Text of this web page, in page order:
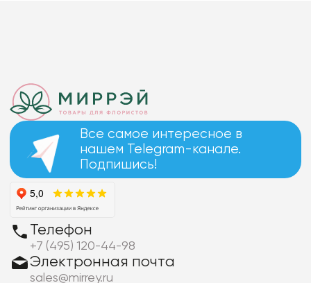
Все самое интересное в
нашем Telegram-канале.
Подпишись!
Телефон
+7 (495) 120-44-98
Электронная почта
sales@mirrey.ru